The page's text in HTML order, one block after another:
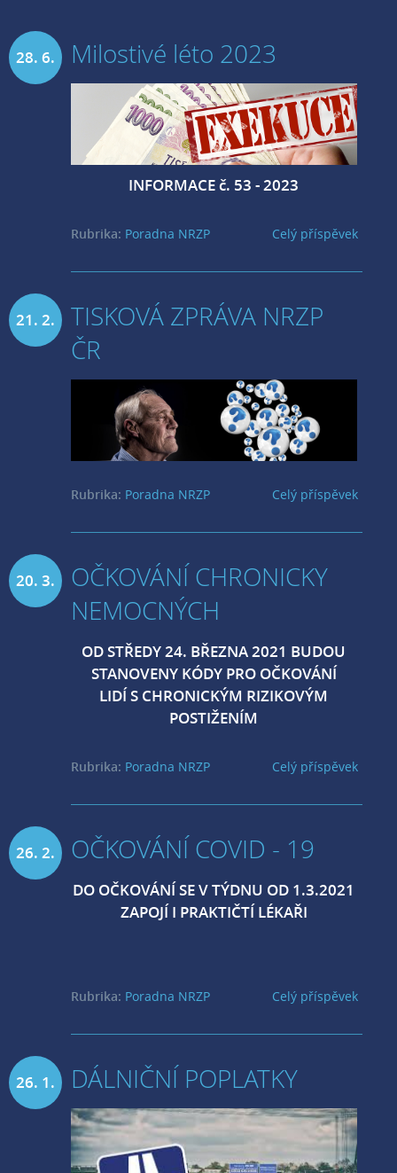
28. 6. Milostivé léto 2023
INFORMACE č. 53 - 2023
Celý příspěvek
Rubrika: Poradna NRZP
21. 2.
TISKOVÁ ZPRÁVA NRZP
ČR
Celý příspěvek
Rubrika: Poradna NRZP
20. 3.
OČKOVÁNÍ CHRONICKY
NEMOCNÝCH
OD STŘEDY 24. BŘEZNA 2021 BUDOU
STANOVENY KÓDY PRO OČKOVÁNÍ
LIDÍ S CHRONICKÝM RIZIKOVÝM
POSTIŽENÍM
Celý příspěvek
Rubrika: Poradna NRZP
26. 2. OČKOVÁNÍ COVID - 19
DO OČKOVÁNÍ SE V TÝDNU OD 1.3.2021
ZAPOJÍ I PRAKTIČTÍ LÉKAŘI
Celý příspěvek
Rubrika: Poradna NRZP
26. 1. DÁLNIČNÍ POPLATKY